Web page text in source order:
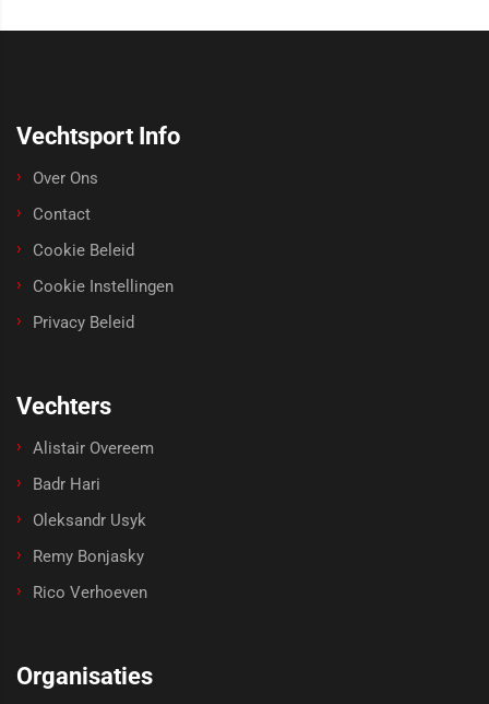
Vechtsport Info
Over Ons
Contact
Cookie Beleid
Cookie Instellingen
Privacy Beleid
Vechters
Alistair Overeem
Badr Hari
Oleksandr Usyk
Remy Bonjasky
Rico Verhoeven
Organisaties